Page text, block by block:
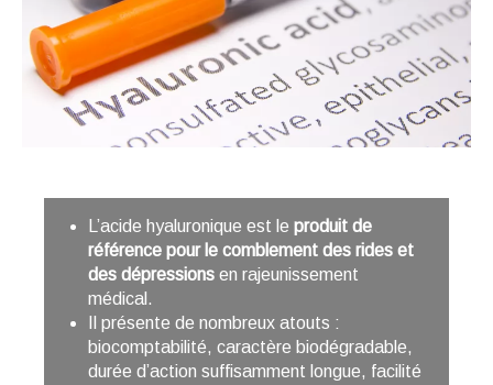
L’acide hyaluronique est le produit de
référence pour le comblement des rides et
des dépressions en rajeunissement
médical.
Il présente de nombreux atouts :
biocomptabilité, caractère biodégradable,
durée d’action suffisamment longue, facilité